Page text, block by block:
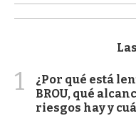
1
¿Por qué está
BROU, qué
riesgos hay y